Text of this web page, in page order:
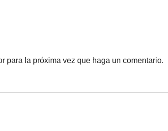
para la próxima vez que haga un comentario.